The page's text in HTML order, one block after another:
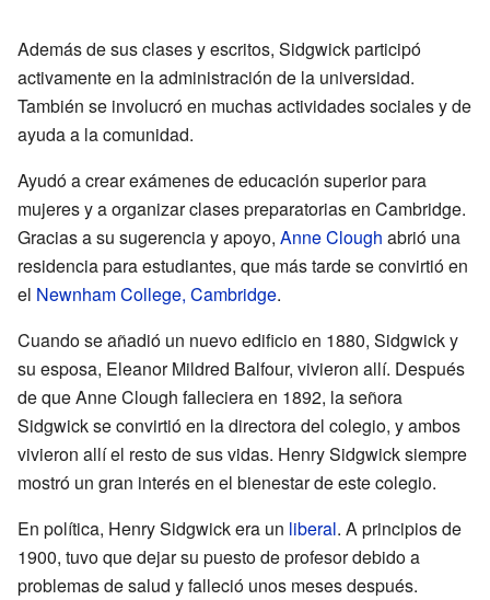
Además de sus clases y escritos, Sidgwick participó
activamente en la administración de la universidad.
También se involucró en muchas actividades sociales y de
ayuda a la comunidad.
Ayudó a crear exámenes de educación superior para
mujeres y a organizar clases preparatorias en Cambridge.
Gracias a su sugerencia y apoyo, Anne Clough abrió una
residencia para estudiantes, que más tarde se convirtió en
el Newnham College, Cambridge.
Cuando se añadió un nuevo edificio en 1880, Sidgwick y
su esposa, Eleanor Mildred Balfour, vivieron allí. Después
de que Anne Clough falleciera en 1892, la señora
Sidgwick se convirtió en la directora del colegio, y ambos
vivieron allí el resto de sus vidas. Henry Sidgwick siempre
mostró un gran interés en el bienestar de este colegio.
En política, Henry Sidgwick era un liberal. A principios de
1900, tuvo que dejar su puesto de profesor debido a
problemas de salud y falleció unos meses después.